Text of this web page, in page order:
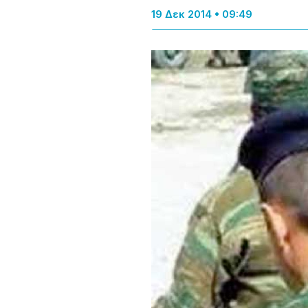
19 Δεκ 2014 • 09:49